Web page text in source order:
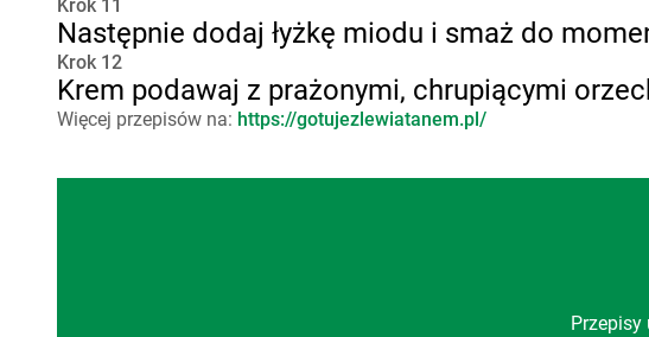
Krok 11
Następnie dodaj łyżkę miodu i smaż do
Krok 12
Krem podawaj z prażonymi, chrupiącymi
Więcej przepisów na: https://gotujezlewiatanem.pl/
Przepisy